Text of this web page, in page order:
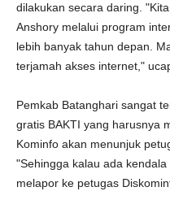
dilakukan secara daring.
Anshory melalui program
lebih banyak tahun depan.
terjamah akses internet,"
Pemkab Batanghari sangat
gratis BAKTI yang harusnya
Kominfo akan menunjuk
"Sehingga kalau ada
melapor ke petugas